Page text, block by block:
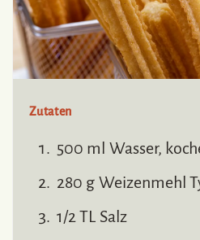
Zutaten
500 ml Wasser,
280 g Weizenmehl
1/2 TL Salz